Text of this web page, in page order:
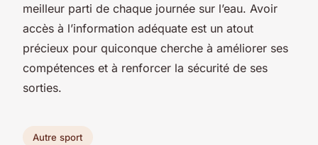
meilleur parti de chaque journée sur l’eau. Avoir
accès à l’information adéquate est un atout
précieux pour quiconque cherche à améliorer ses
compétences et à renforcer la sécurité de ses
sorties.
Autre sport